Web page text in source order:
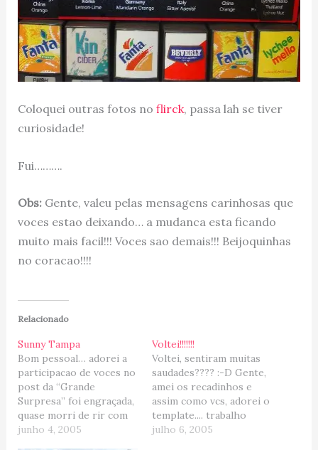
Coloquei outras fotos no flirck, passa lah se tiver
curiosidade!
Fui……….
Obs:Gente, valeu pelas mensagens carinhosas que
voces estao deixando… a mudanca esta ficando
muito mais facil!!! Voces sao demais!!! Beijoquinhas
no coracao!!!!
Relacionado
Sunny Tampa
Bom pessoal… adorei a
participacao de voces no
post da “Grande
Surpresa” foi engraçada,
quase morri de rir com
algumas respostas, mas
junho 4, 2005
Voltei!!!!!!!
Voltei, sentiram muitas
saudades???? :-D Gente,
amei os recadinhos e
assim como vcs, adorei o
template.... trabalho
impecavel do grande
julho 6, 2005